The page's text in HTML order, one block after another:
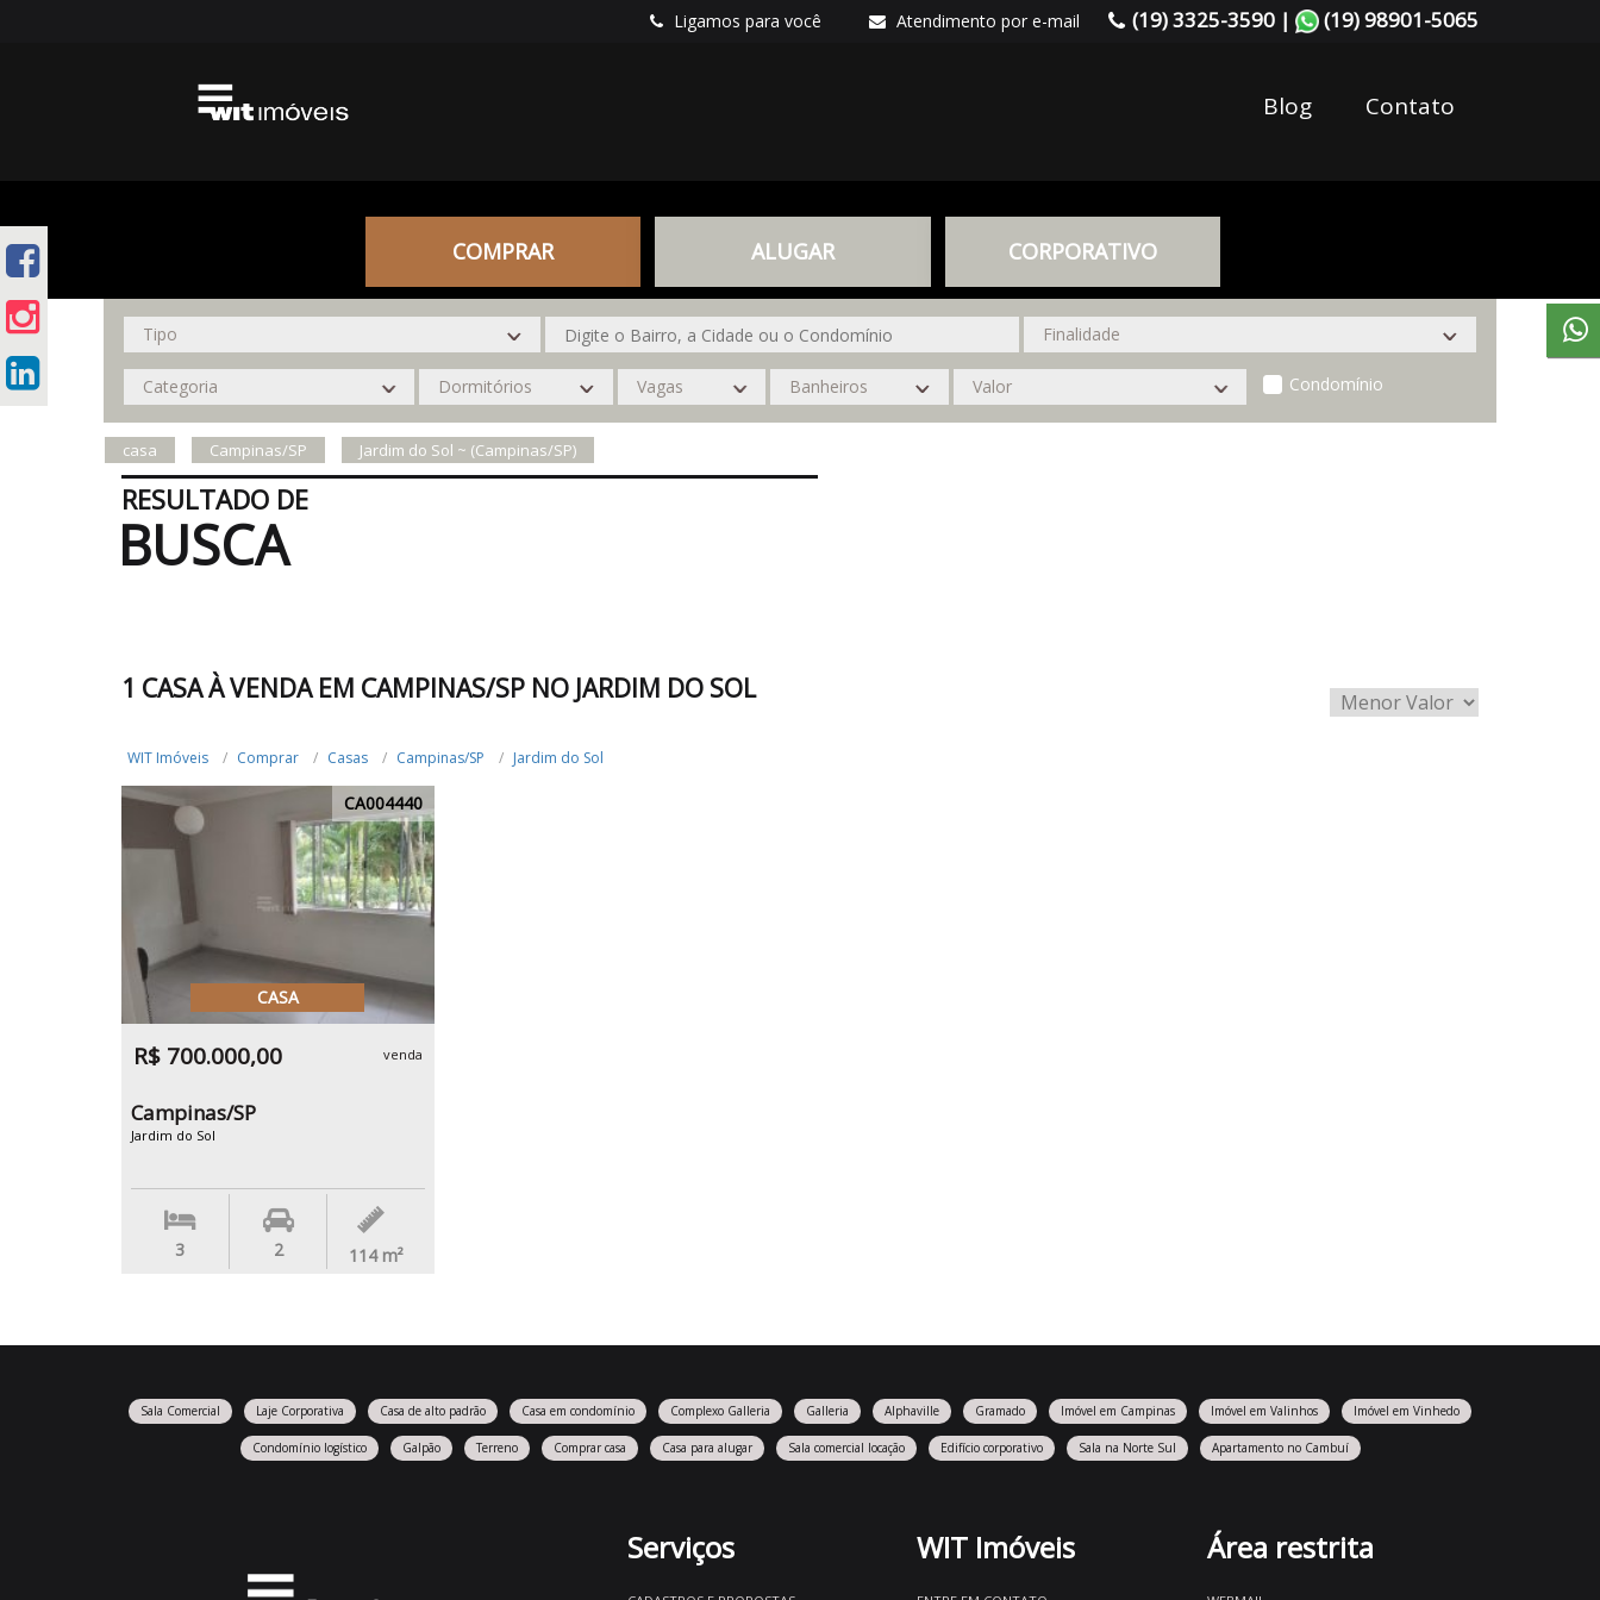
Ligamos para você Atendimento por e-mail (19) 3325-3590 | (19) 98901-5065
Blog Contato
COMPRAR ALUGAR CORPORATIVO
Condomínio
casa Campinas/SP Jardim do Sol ~ (Campinas/SP)
RESULTADO DE
BUSCA
1 CASA À VENDA EM CAMPINAS/SP NO JARDIM DO SOL
WIT Imóveis Comprar Casas Campinas/SP Jardim do Sol
CA004440
CASA
R$ 700.000,00 venda
Campinas/SP
Jardim do Sol
3 2 114 m²
Sala Comercial Laje Corporativa Casa de alto padrão Casa em condomínio Complexo Galleria Galleria Alphaville Gramado Imóvel em Campinas Imóvel em Valinhos Imóvel em Vinhedo
Condomínio logístico Galpão Terreno Comprar casa Casa para alugar Sala comercial locação Edifício corporativo Sala na Norte Sul Apartamento no Cambuí
Serviços WIT Imóveis Área restrita